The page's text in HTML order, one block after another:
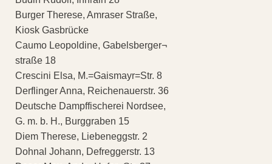
Burger Therese, Amraser Straße,
Kiosk Gasbrücke
Caumo Leopoldine, Gabelsberger¬
straße 18
Crescini Elsa, M.=Gaismayr=Str. 8
Derflinger Anna, Reichenauerstr. 36
Deutsche Dampffischerei Nordsee,
G. m. b. H., Burggraben 15
Diem Therese, Liebeneggstr. 2
Dohnal Johann, Defreggerstr. 13